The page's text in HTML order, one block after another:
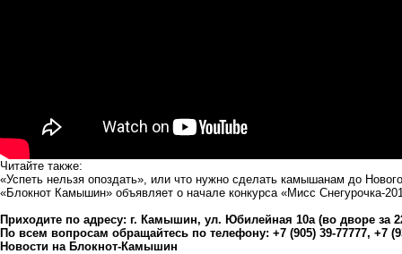
Читайте также:
«Успеть нельзя опоздать», или что нужно сделать камышанам до
«Блокнот Камышин» объявляет о начале конкурса «Мисс Снегурочка-
Приходите по адресу: г. Камышин, ул. Юбилейная 10а (во дворе за
По всем вопросам обращайтесь по телефону: +7 (905) 39-77777, +7
Новости на Блoкнoт-Камышин